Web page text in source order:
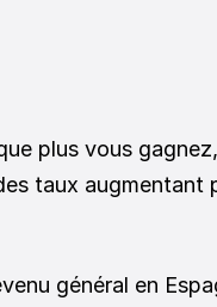
plus vous
taux augmentant
général en